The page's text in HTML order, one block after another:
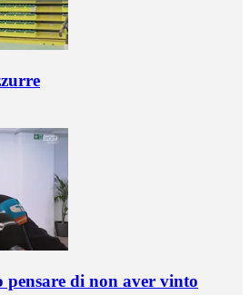
pensare di non aver vinto